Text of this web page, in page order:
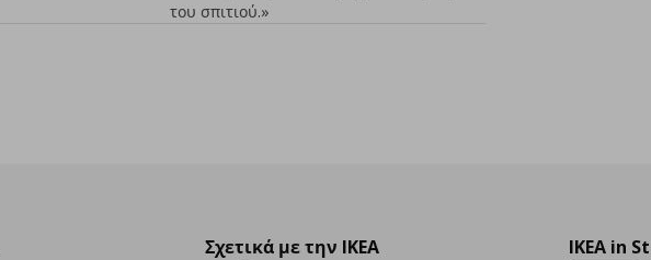
του σπιτιού.»
Σχετικά με την IKEA IKEA in